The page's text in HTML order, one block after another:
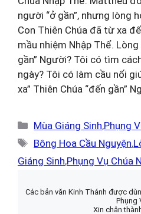
người “ở gần”, nhưng lòng
Con Thiên Chúa đã từ xa
mầu nhiệm Nhập Thể. Lòng
gần” Người? Tôi có tìm
ngày? Tôi có làm cầu nối
xa” Thiên Chúa “đến gần”
Danh
mục
Mùa Giáng Sinh,Phụng
Thẻ
Bông Hoa Cầu Nguyện,
Giáng Sinh,Phụng Vụ Chúa
Các bản văn Kinh Thánh được
Phụng
Xin chân